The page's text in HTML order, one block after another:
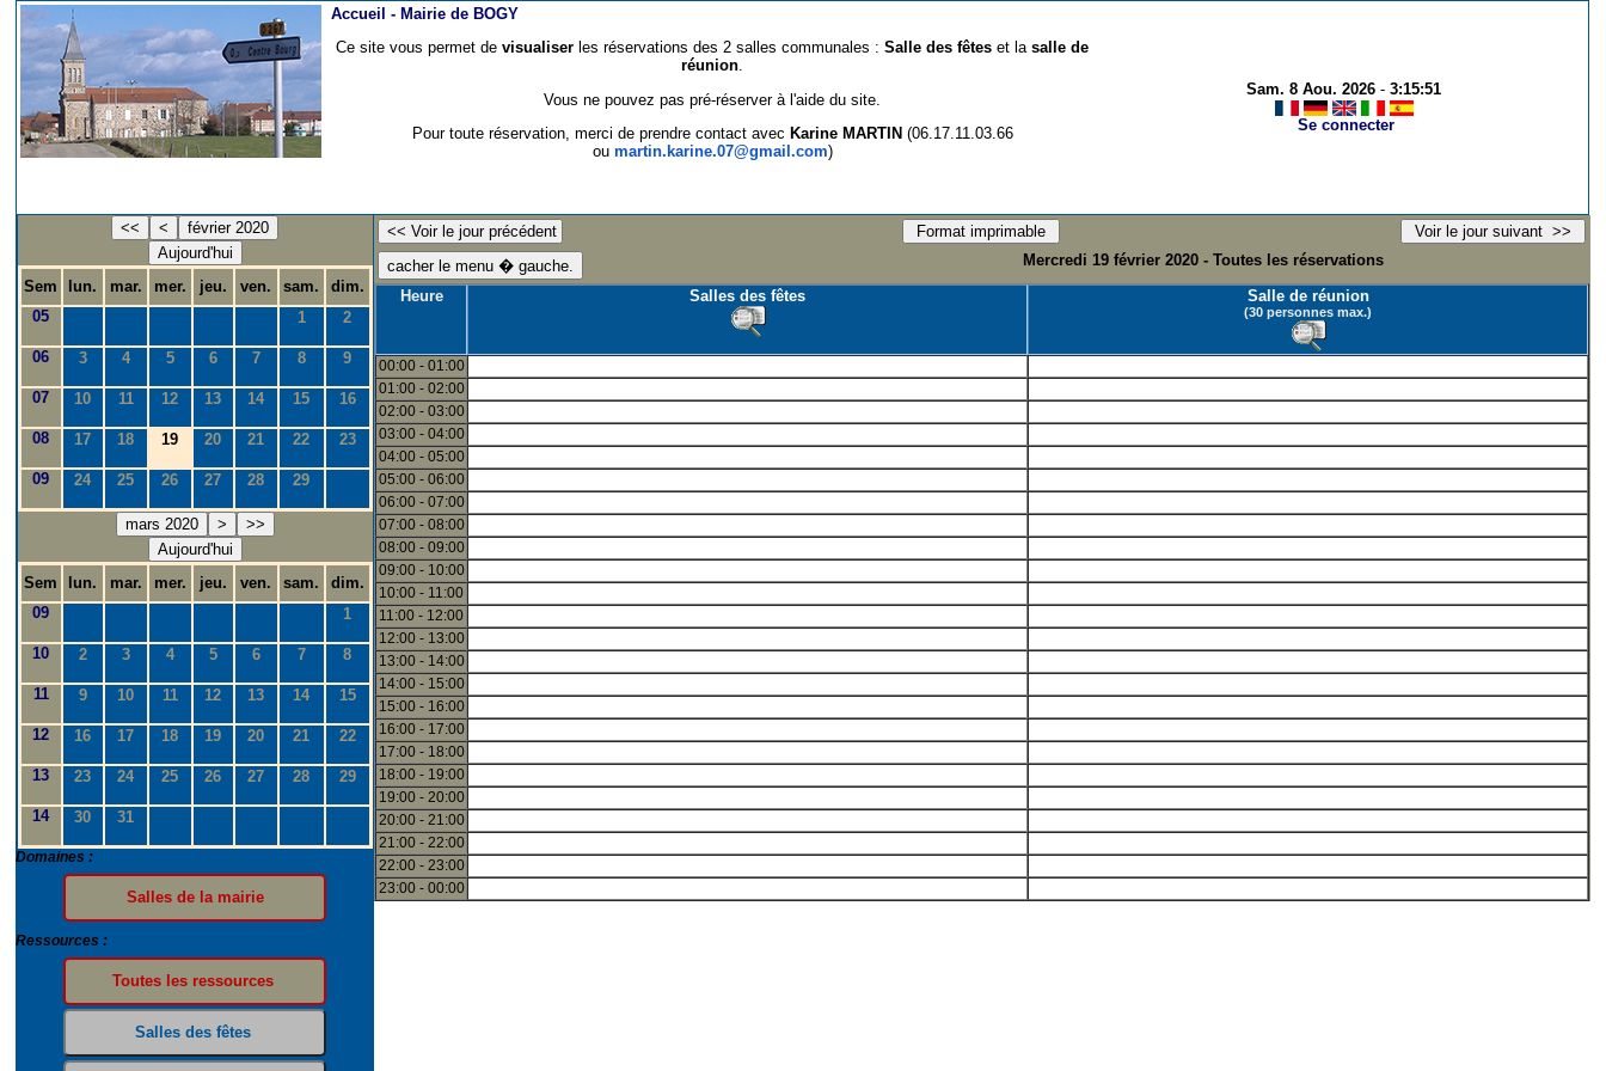
Accueil - Mairie de BOGY
Ce site vous permet devisualiser les réservations des 2 salles communales :Salle des fêtes et lasalle de
réunion.
Vous ne pouvez pas pré-réserver à l'aide du site.
Pour toute réservation, merci de prendre contact avec Karine MARTIN (06.17.11.03.66
ou martin.karine.07@gmail.com)
Sam. 8 Aou. 2026 -3:15:51
Se connecter
<< <
février 2020
Aujourd'hui
Sem
lun. mar. mer. jeu. ven. sam.
dim.
05
1 2
06 3 4 5 6 7 8 9
07 10 11 12 13 14 15 16
08 17 18 19 20 21 22 23
09 24 25 26 27 28 29
mars 2020 >
>>
Aujourd'hui
Sem
lun. mar. mer. jeu. ven. sam.
dim.
09
1
10 2 3 4 5 6 7 8
11 9 10 11 12 13 14 15
12 16 17 18 19 20 21 22
13 23 24 25 26 27 28 29
14 30 31
Domaines :
Ressources :
Mercredi 19 février 2020 - Toutes les réservations
Heure
Salles des fêtes Salle de réunion
(30 personnes max.)
00:00 - 01:00
01:00 - 02:00
02:00 - 03:00
03:00 - 04:00
04:00 - 05:00
05:00 - 06:00
06:00 - 07:00
07:00 - 08:00
08:00 - 09:00
09:00 - 10:00
10:00 - 11:00
11:00 - 12:00
12:00 - 13:00
13:00 - 14:00
14:00 - 15:00
15:00 - 16:00
16:00 - 17:00
17:00 - 18:00
18:00 - 19:00
19:00 - 20:00
20:00 - 21:00
21:00 - 22:00
22:00 - 23:00
23:00 - 00:00